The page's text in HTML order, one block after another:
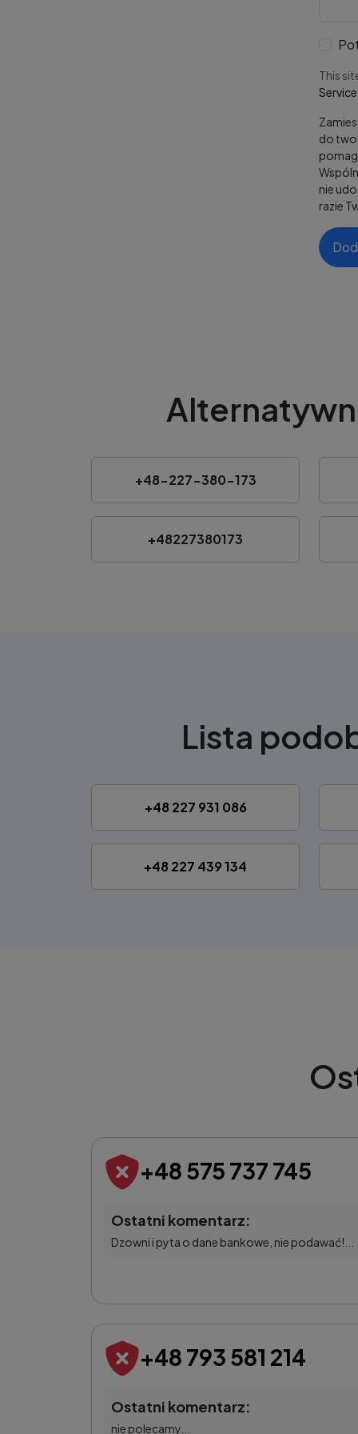
This
Service
do
nie
razie
+48-227-380-173
+48227380173
Lista
+48 227 931 086
+48 227 439 134
+48 575 737 745
Ostatni komentarz:
Dzowni i pyta o dane bankowe, nie podawać!...
+48 793 581 214
Ostatni komentarz:
nie polecamy...